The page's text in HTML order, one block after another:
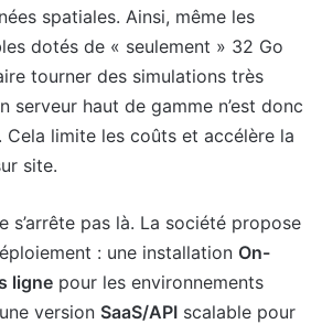
spatiales. Ainsi, même les
dotés de « seulement » 32 Go
tourner des simulations très
serveur haut de gamme n’est donc
Cela limite les coûts et accélère la
site.
s’arrête pas là. La société propose
: une installation On-
ligne pour les environnements
version SaaS/API scalable pour